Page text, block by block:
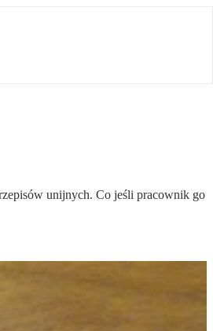
unijnych. Co jeśli pracownik go